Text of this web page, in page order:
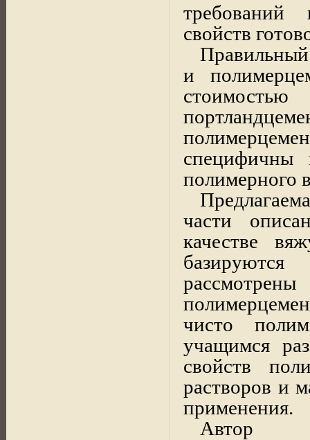
свойств
и
специфичны
полимерного
части
качестве
чисто
учащимся
свойств
растворов и
применения.
Автор